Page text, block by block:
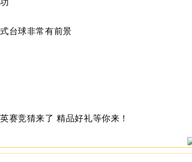
台球非常有前景
赛竞猜来了精品好礼等你来！